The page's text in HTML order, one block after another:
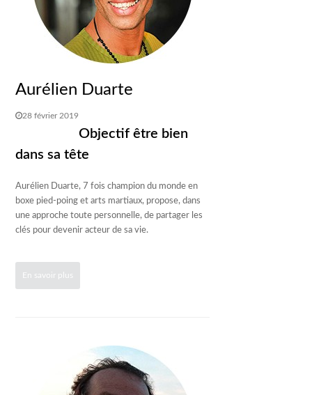
Aurélien Duarte
28 février 2019
Objectif être bien
dans sa tête
Aurélien Duarte, 7 fois champion du monde en
boxe pied-poing et arts martiaux, propose, dans
une approche toute personnelle, de partager les
clés pour devenir acteur de sa vie.
En savoir plus